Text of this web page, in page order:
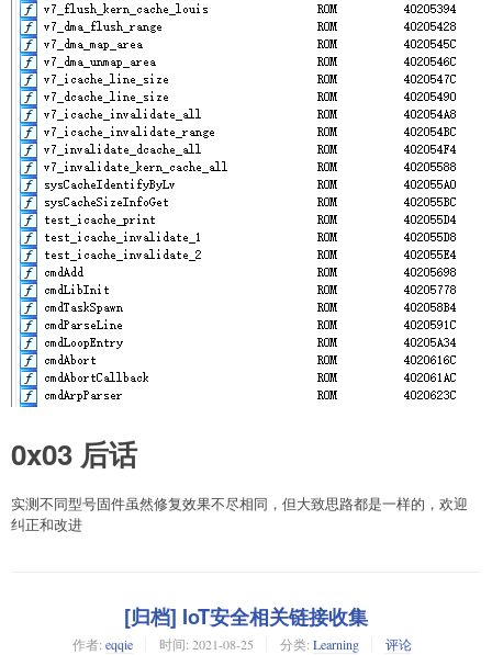
if flag ==
            idc
target_address)
            idc
(target_address)
if __name__ == "__main__"
    symbols_metadata
get_symbols_metadata()
    add_symbols
( symbols_metadata
0x03 后话
实测不同型号固件虽然修复效果不尽相同，但大致思路都是一样的，欢迎
纠正和改进
[归档] IoT安全相关链接收集
作者: eqqie 时间: 2021-08-25 分类: Learning 评论